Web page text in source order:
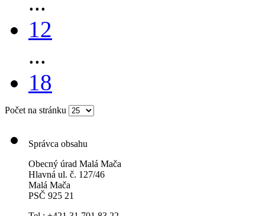
12
...
18
Počet na stránku
Správca obsahu
Obecný úrad Malá Mača
Hlavná ul. č. 127/46
Malá Mača
PSČ 925 21